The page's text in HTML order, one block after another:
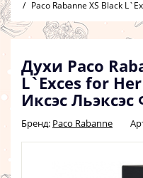
Paco Rabanne XS Black
Духи Paco
L`Exces for
Иксэс
Бренд: Paco Rabanne